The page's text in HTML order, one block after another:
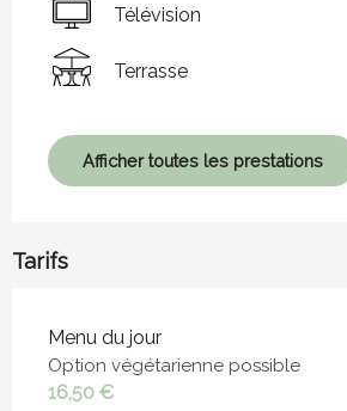
Télévision
Terrasse
Afficher toutes les prestations
Tarifs
Tarifs 2026
Menu du jour
Option végétarienne possible
16,50 €